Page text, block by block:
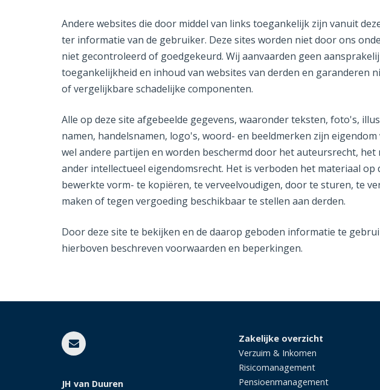
Andere websites die door middel van links toegankelijk zijn vanuit
ter informatie van de gebruiker. Deze sites worden niet door ons
niet gecontroleerd of goedgekeurd. Wij aanvaarden geen
toegankelijkheid en inhoud van websites van derden en garanderen
of vergelijkbare schadelijke componenten.
Alle op deze site afgebeelde gegevens, waaronder teksten, foto's,
namen, handelsnamen, logo's, woord- en beeldmerken zijn
wel andere partijen en worden beschermd door het auteursrecht,
ander intellectueel eigendomsrecht. Het is verboden het materiaal op
bewerkte vorm- te kopiëren, te verveelvoudigen, door te sturen, te
maken of tegen vergoeding beschikbaar te stellen aan derden.
Door deze site te bekijken en de daarop geboden informatie te
hierboven beschreven voorwaarden en beperkingen.
JH van Duuren
Zakelijke overzicht
Verzuim & Inkomen
Risicomanagement
Pensioenmanagement